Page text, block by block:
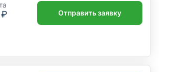
Отправить заявку